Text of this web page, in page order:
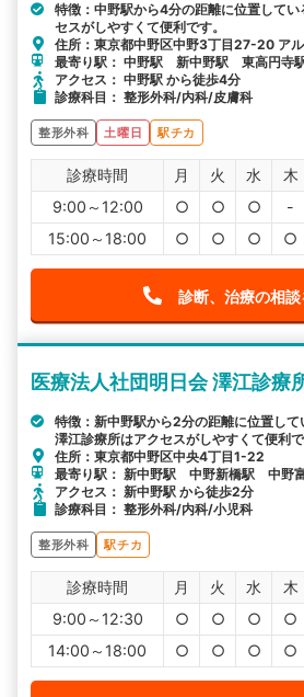
特徴：中野駅から4分の距離に位置して
セスがしやすくて便利です。
住所：東京都中野区中野3丁目27-20 ア
最寄り駅： 中野駅 新中野駅 東高円寺
アクセス： 中野駅 から徒歩4分
診療科目： 整形外科/内科/皮膚科
整形外科 土曜日 駅チカ
診療時間 月 火 水 木
9:00～12:00
○ ○ ○ -
15:00～18:00
○ ○ ○ ○
診断、治療の相談
医療法人社団明日会 澤江診療
特徴：新中野駅から2分の距離に位置し
澤江診療所はアクセスがしやすくて便利で
住所：東京都中野区中央4丁目1-22
最寄り駅： 新中野駅 中野新橋駅 中野
アクセス： 新中野駅 から徒歩2分
診療科目： 整形外科/内科/小児科
整形外科 駅チカ
診療時間 月 火 水 木
9:00～12:30
○ ○ ○ ○
14:00～18:00
○ ○ ○ ○